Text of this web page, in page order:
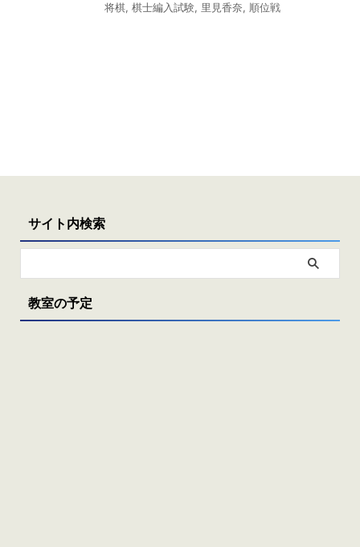
将棋, 棋士編入試験, 里見香奈, 順位戦
サイト内検索
教室の予定